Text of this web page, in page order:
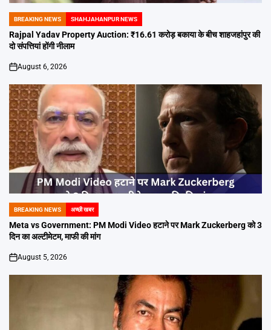
POSTED
IN
BREAKING NEWS SHAHJAHANPUR NEWS
Rajpal Yadav Property Auction: ₹16.61 करोड़ बकाया के बीच शाहजहांपुर की
दो संपत्तियां होंगी नीलाम
on
August 6, 2026
POSTED
IN
BREAKING NEWS अच्छी खबर
Meta vs Government: PM Modi Video हटाने पर Mark Zuckerberg को 3
दिन का अल्टीमेटम, माफी की मांग
on
August 5, 2026